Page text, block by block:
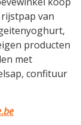
van
producten
met
confituur